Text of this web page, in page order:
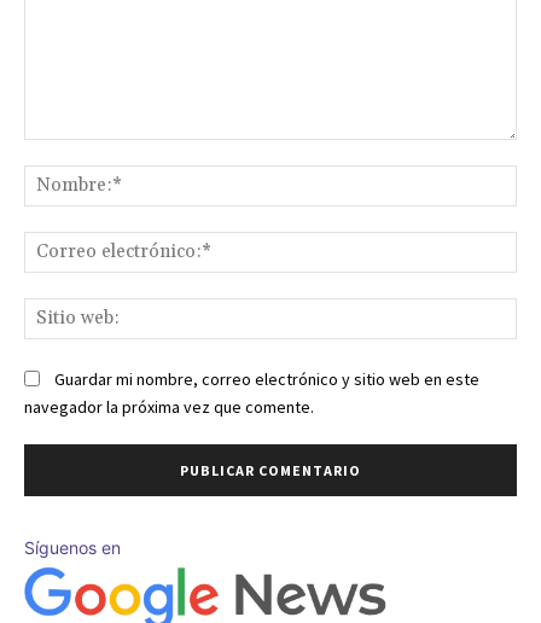
Guardar mi nombre, correo electrónico y sitio web en este
navegador la próxima vez que comente.
Síguenos en